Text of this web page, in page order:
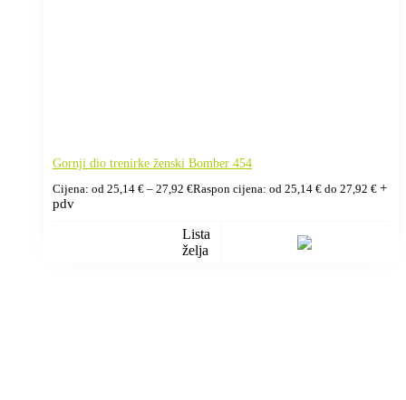
Gornji dio trenirke ženski Bomber 454
Cijena: od 25,14 € – 27,92 €Raspon cijena: od 25,14 € do 27,92 € +
pdv
Lista
želja